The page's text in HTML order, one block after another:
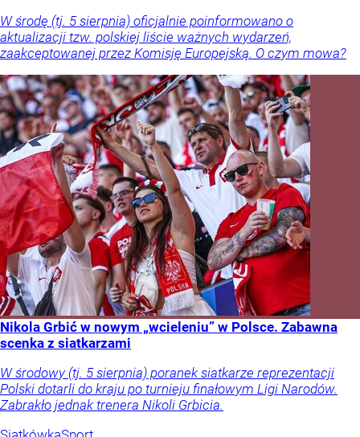
W środę (tj. 5 sierpnia) oficjalnie poinformowano o
aktualizacji tzw. polskiej liście ważnych wydarzeń,
zaakceptowanej przez Komisję Europejską. O czym mowa?
Nikola Grbić w nowym „wcieleniu” w Polsce. Zabawna
scenka z siatkarzami
W środowy (tj. 5 sierpnia) poranek siatkarze reprezentacji
Polski dotarli do kraju po turnieju finałowym Ligi Narodów.
Zabrakło jednak trenera Nikoli Grbicia.